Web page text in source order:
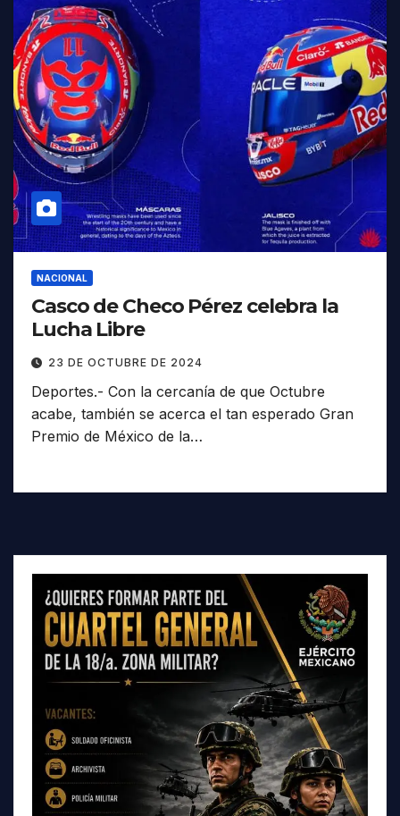
NACIONAL
Casco de Checo Pérez celebra la
Lucha Libre
23 DE OCTUBRE DE 2024
Deportes.- Con la cercanía de que Octubre
acabe, también se acerca el tan esperado Gran
Premio de México de la…